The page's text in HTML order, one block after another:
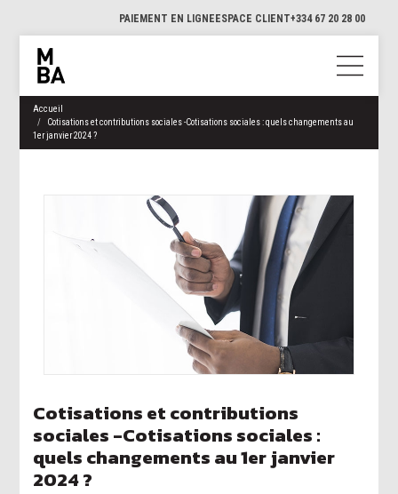
PAIEMENT EN LIGNEESPACE CLIENT+334 67 20 28 00
Accueil
Cotisations et contributions sociales -Cotisations sociales : quels changements au
1er janvier 2024 ?
Cotisations et contributions
sociales -Cotisations sociales :
quels changements au 1er janvier
2024 ?